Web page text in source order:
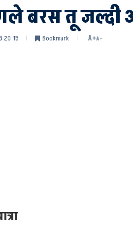
बरस तू
20:15 Bookmark A+A-